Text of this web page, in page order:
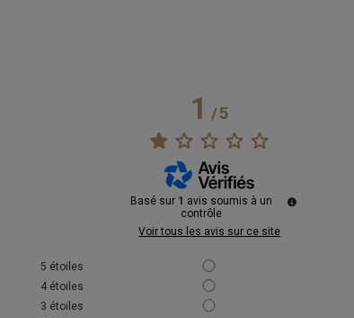
1/5
Basé sur 1 avis soumis à un
contrôle
Voir tous les avis sur ce site
5 étoiles
4 étoiles
3 étoiles